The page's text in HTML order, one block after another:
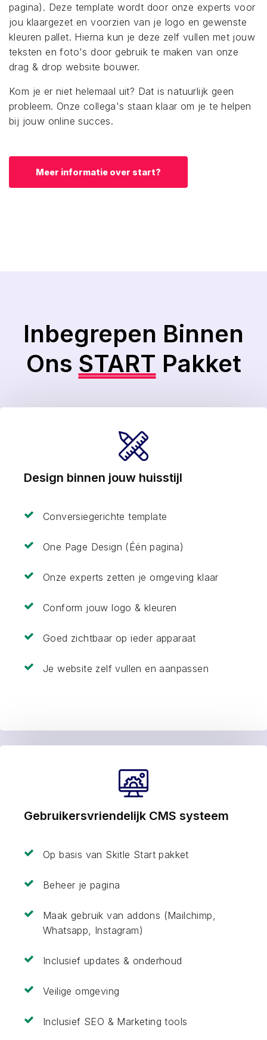
pagina). Deze template wordt door onze experts voor
jou klaargezet en voorzien van je logo en gewenste
kleuren pallet. Hierna kun je deze zelf vullen met jouw
teksten en foto's door gebruik te maken van onze
drag & drop website bouwer.
Kom je er niet helemaal uit? Dat is natuurlijk geen
probleem. Onze collega's staan klaar om je te helpen
bij jouw online succes.
Meer informatie over start?
Inbegrepen Binnen
Ons START Pakket
Design binnen jouw huisstijl
Conversiegerichte template
One Page Design (Één pagina)
Onze experts zetten je omgeving klaar
Conform jouw logo & kleuren
Goed zichtbaar op ieder apparaat
Je website zelf vullen en aanpassen
Gebruikersvriendelijk CMS systeem
Op basis van Skitle Start pakket
Beheer je pagina
Maak gebruik van addons (Mailchimp,
Whatsapp, Instagram)
Inclusief updates & onderhoud
Veilige omgeving
Inclusief SEO & Marketing tools